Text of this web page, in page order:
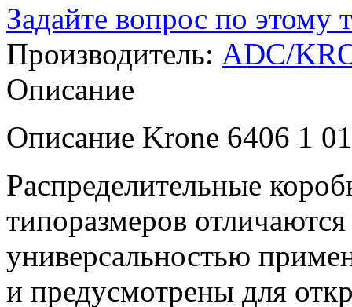
Задайте вопрос по этому
Производитель: ADC/
Описание
Описание Krone 6406 1
Распределительные
типоразмеров
универсальностью
и предусмотрены для